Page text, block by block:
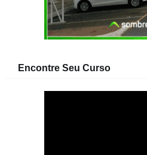
Encontre Seu Curso